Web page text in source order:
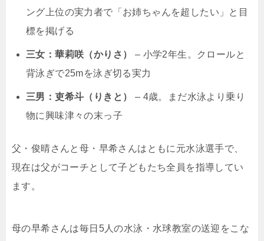
ング上位の実力者で「お姉ちゃんを超したい」と目
標を掲げる
三女：華莉咲（かりさ）
– 小学2年生。クロールと
背泳ぎで25mを泳ぎ切る実力
三男：吏希斗（りきと）
– 4歳。まだ水泳より乗り
物に興味津々の末っ子
父・俊晴さんと母・早希さんはともに元水泳選手で、
現在は父がコーチとして子どもたち全員を指導してい
ます。
母の早希さんは毎日5人の水泳・水球教室の送迎をこな